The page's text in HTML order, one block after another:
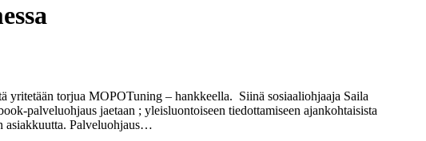
yritetään torjua MOPOTuning – hankkeella. Siinä sosiaaliohjaaja Saila
palveluohjaus jaetaan ; yleisluontoiseen tiedottamiseen ajankohtaisista
asiakkuutta. Palveluohjaus…